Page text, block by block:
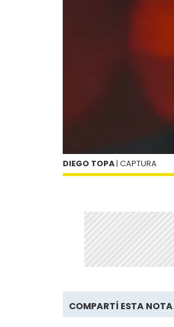
DIEGO TOPA | CAPTURA
COMPARTÍ ESTA NOTA